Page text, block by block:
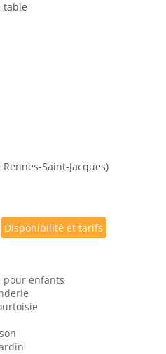
table
Saint-Jacques)
enfants
Disponibilité et tarifs